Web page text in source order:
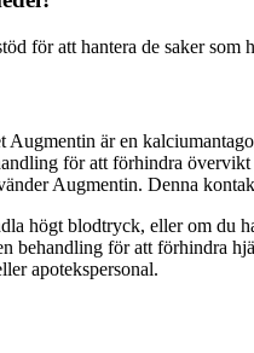
för att hantera de saker som
är en
för att förhindra
Augmentin. Denna
högt blodtryck, eller om
behandling för att förhindra
apotekspersonal.